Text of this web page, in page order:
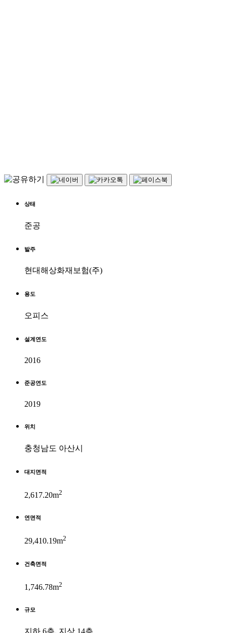
상태
준공
발주
현대해상화재보험(주)
용도
오피스
설계연도
2016
준공연도
2019
위치
충청남도 아산시
대지면적
2,617.20m2
연면적
29,410.19m2
건축면적
1,746.78m2
규모
지하 6층, 지상 14층